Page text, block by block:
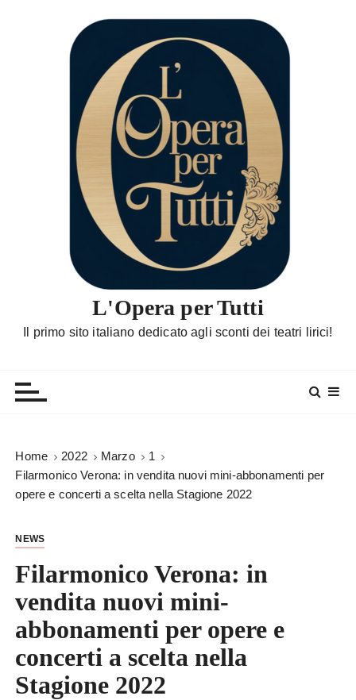
L'Opera per Tutti
Il primo sito italiano dedicato agli sconti dei teatri lirici!
Home 2022 Marzo
1
Filarmonico Verona: in vendita nuovi mini-abbonamenti per
opere e concerti a scelta nella Stagione 2022
NEWS
Filarmonico Verona: in
vendita nuovi mini-
abbonamenti per opere e
concerti a scelta nella
Stagione 2022